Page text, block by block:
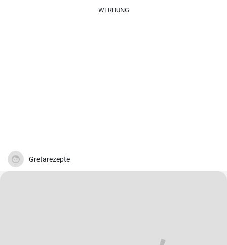
WERBUNG
Gretarezepte